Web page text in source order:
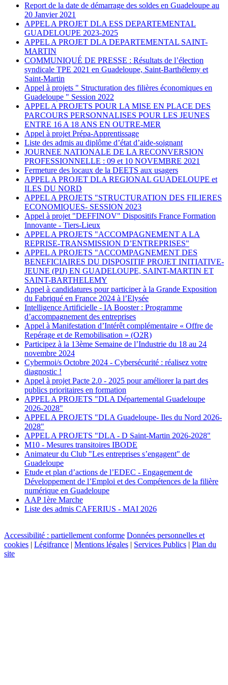
Report de la date de démarrage des soldes en Guadeloupe au
20 Janvier 2021
APPEL A PROJET DLA ESS DEPARTEMENTAL
GUADELOUPE 2023-2025
APPEL A PROJET DLA DEPARTEMENTAL SAINT-
MARTIN
COMMUNIQUÉ DE PRESSE : Résultats de l’élection
syndicale TPE 2021 en Guadeloupe, Saint-Barthélemy et
Saint-Martin
Appel à projets " Structuration des filières économiques en
Guadeloupe " Session 2022
APPEL A PROJETS POUR LA MISE EN PLACE DES
PARCOURS PERSONNALISES POUR LES JEUNES
ENTRE 16 A 18 ANS EN OUTRE-MER
Appel à projet Prépa-Apprentissage
Liste des admis au diplôme d’état d’aide-soignant
JOURNEE NATIONALE DE LA RECONVERSION
PROFESSIONNELLE : 09 et 10 NOVEMBRE 2021
Fermeture des locaux de la DEETS aux usagers
APPEL A PROJET DLA REGIONAL GUADELOUPE et
ILES DU NORD
APPEL A PROJETS "STRUCTURATION DES FILIERES
ECONOMIQUES- SESSION 2023
Appel à projet "DEFFINOV" Dispositifs France Formation
Innovante - Tiers-Lieux
APPEL A PROJETS "ACCOMPAGNEMENT A LA
REPRISE-TRANSMISSION D’ENTREPRISES"
APPEL A PROJETS "ACCOMPAGNEMENT DES
BENEFICIAIRES DU DISPOSITIF PROJET INITIATIVE-
JEUNE (PIJ) EN GUADELOUPE, SAINT-MARTIN ET
SAINT-BARTHELEMY
Appel à candidatures pour participer à la Grande Exposition
du Fabriqué en France 2024 à l’Elysée
Intelligence Artificielle - IA Booster : Programme
d’accompagnement des entreprises
Appel à Manifestation d’Intérêt complémentaire « Offre de
Repérage et de Remobilisation » (O2R)
Participez à la 13ème Semaine de l’Industrie du 18 au 24
novembre 2024
Cybermoi/s Octobre 2024 - Cybersécurité : réalisez votre
diagnostic !
Appel à projet Pacte 2.0 - 2025 pour améliorer la part des
publics prioritaires en formation
APPEL A PROJETS "DLA Départemental Guadeloupe
2026-2028"
APPEL A PROJETS "DLA Guadeloupe- Iles du Nord 2026-
2028"
APPEL A PROJETS "DLA - D Saint-Martin 2026-2028"
M10 - Mesures transitoires IBODE
Animateur du Club "Les entreprises s’engagent" de
Guadeloupe
Etude et plan d’actions de l’EDEC - Engagement de
Développement de l’Emploi et des Compétences de la filière
numérique en Guadeloupe
AAP 1ère Marche
Liste des admis CAFERIUS - MAI 2026
Accessibilité : partiellement conforme Données personnelles et
cookies | Légifrance | Mentions légales | Services Publics | Plan du
site